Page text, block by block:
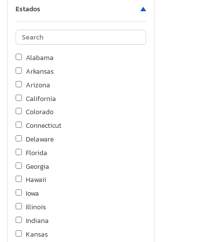
Traverse
Estados
Alabama
Arkansas
Arizona
California
Colorado
Connecticut
Delaware
Florida
Georgia
Hawaii
Iowa
Illinois
Indiana
Kansas